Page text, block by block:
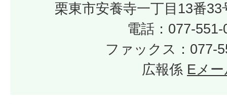
栗東市安養寺一丁目13番
電話：077-551-
ファックス：077-
広報係 Eメ